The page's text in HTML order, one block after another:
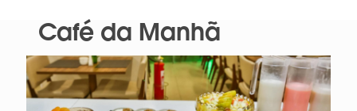
Café da Manhã